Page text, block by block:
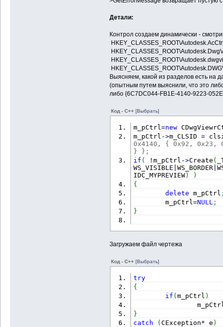
Детали:
Контрол создаем динамически -
Выясняем, какой из разделов есть на
(опытным путем выяснили, что это
либо {6C7DC044-FB1E-4140-9223-
Код - C++ [Выбрать]
m_pCtrl=new
m_pCtrl ->m_CLSID =
0x4140, { 0x92, 0x23,
} };
if ( !m_pCtrl ->Create (
WS_VISIBLE |WS_BORDER |
IDC_MYPREVIEW)
)
{
delete m_pCtrl
m_pCtrl=NULL ;
}
Загружаем файл чертежа
Код - C++ [Выбрать]
try
{
if (m_pCtrl )
}
catch
(CException* e )